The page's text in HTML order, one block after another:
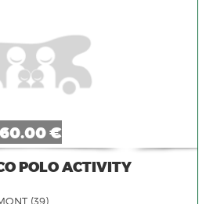
60.00 €
POLO ACTIVITY
(39)